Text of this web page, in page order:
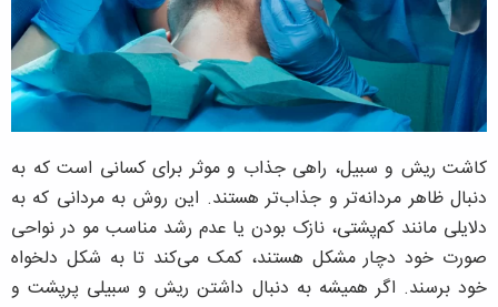
کاشت ریش و سبیل، راهی جذاب و موثر برای کسانی است که به
دنبال ظاهر مردانه‌تر و جذاب‌تر هستند. این روش به مردانی که به
دلایلی مانند کم‌پشتی، نازک بودن یا عدم رشد مناسب مو در نواحی
صورت خود دچار مشکل هستند، کمک می‌کند تا به شکل دلخواه
خود برسند. اگر همیشه به دنبال داشتن ریش و سبیلی پرپشت و